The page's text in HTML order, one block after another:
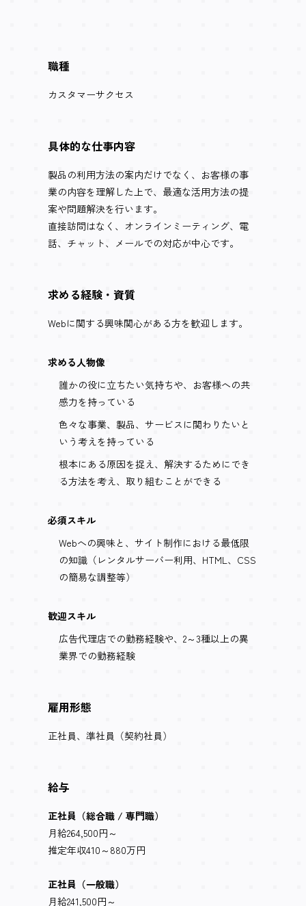
職種
カスタマーサクセス
具体的な仕事内容
製品の利用方法の案内だけでなく、お客様の事
業の内容を理解した上で、最適な活用方法の提
案や問題解決を行います。
直接訪問はなく、オンラインミーティング、電
話、チャット、メールでの対応が中心です。
求める経験・資質
Webに関する興味関心がある方を歓迎します。
求める人物像
誰かの役に立ちたい気持ちや、お客様への共
感力を持っている
色々な事業、製品、サービスに関わりたいと
いう考えを持っている
根本にある原因を捉え、解決するためにでき
る方法を考え、取り組むことができる
必須スキル
Webへの興味と、サイト制作における最低限
の知識（レンタルサーバー利用、HTML、CSS
の簡易な調整等）
歓迎スキル
広告代理店での勤務経験や、2～3種以上の異
業界での勤務経験
雇用形態
正社員、準社員（契約社員）
給与
正社員（総合職 / 専門職）
月給264,500円～
推定年収410～880万円
正社員（一般職）
月給241,500円～